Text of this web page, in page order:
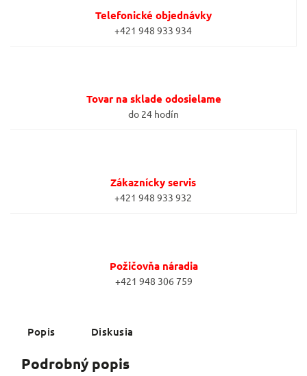
Telefonické objednávky
+421 948 933 934
Tovar na sklade odosielame
do 24 hodín
Zákaznícky servis
+421 948 933 932
Požičovňa náradia
+421 948 306 759
Popis Diskusia
Podrobný popis